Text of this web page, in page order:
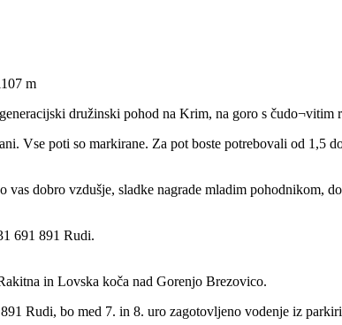
m
družinski pohod na Krim, na goro s čudo¬vitim
Vse poti so markirane. Za pot boste potrebovali od 1,5
vas dobro vzdušje, sladke nagrade mladim pohodnikom,
691 891 Rudi.
in Lovska koča nad Gorenjo Brezovico.
Rudi, bo med 7. in 8. uro zagotovljeno vodenje iz